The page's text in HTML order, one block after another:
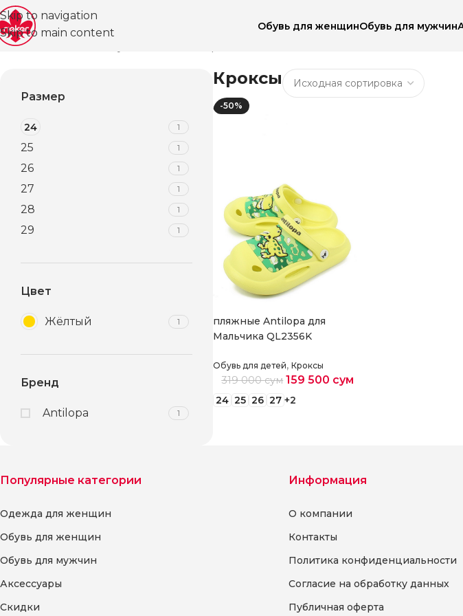
Skip to navigation
Skip to main content
Обувь для женщинОбувь для мужчин
Главная
Размер
24 1
25 1
26 1
27 1
28 1
29 1
Цвет
Жёлтый 1
Бренд
Antilopa 1
Кроксы
-50%
пляжные Antilopa для
Мальчика QL2356K
Обувь для детей, Кроксы
319 000сум 159 500 сум
24 25 26 27 +2
Популярные категории
Одежда для женщин
Обувь для женщин
Обувь для мужчин
Аксессуары
Скидки
Информация
О компании
Контакты
Политика конфиденциальности
Согласие на обработку данных
Публичная оферта